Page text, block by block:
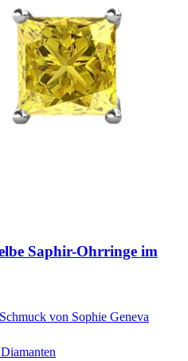
Saphir-Ohrringe im
von Sophie Geneva